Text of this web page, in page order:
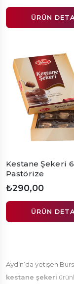
ÜRÜN
Kestane Şekeri 6
Pastörize
₺290,00
ÜRÜN
Aydın’da yetişen
kestane şekeri